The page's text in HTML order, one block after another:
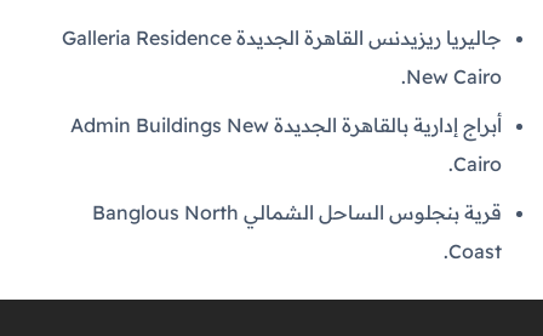
جاليريا ريزيدنس القاهرة الجديدة Galleria Residence
New Cairo.
أبراج إدارية بالقاهرة الجديدة Admin Buildings New
Cairo.
قرية بنجلوس الساحل الشمالي Banglous North
Coast.